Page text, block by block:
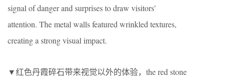
signal of danger and surprises to draw visitors’
attention. The metal walls featured wrinkled textures,
creating a strong visual impact.
▼红色丹霞碎石带来视觉以外的体验，the red stone